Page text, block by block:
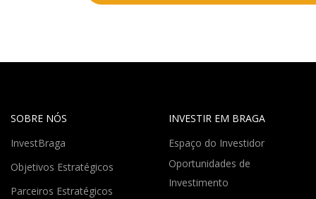
SOBRE NÓS
InvestBraga
Objetivos Estratégicos
Parceiros Estratégicos
INVESTIR EM BRAGA
Espaço do Investidor
Oportunidades de
Investimento